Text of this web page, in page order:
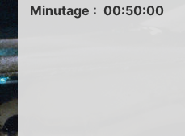
Minutage : 00:50:00